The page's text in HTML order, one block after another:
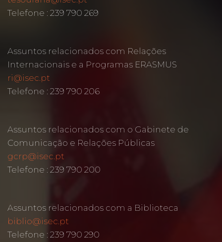
Telefone : 239 790 269
Assuntos relacionados com Relações
Internacionais e a Programas ERASMUS
ri@isec.pt
Telefone : 239 790 206
Assuntos relacionados com o Gabinete de
Comunicação e Relações Públicas
gcrp@isec.pt
Telefone : 239 790 200
Assuntos relacionados com a Biblioteca
biblio@isec.pt
Telefone : 239 790 290